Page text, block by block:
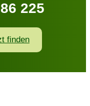
225
finden